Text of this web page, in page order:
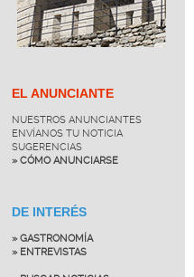
EL ANUNCIANTE
NUESTROS ANUNCIANTES
ENVÍANOS TU NOTICIA
SUGERENCIAS
» CÓMO ANUNCIARSE
DE INTERÉS
» GASTRONOMÍA
» ENTREVISTAS